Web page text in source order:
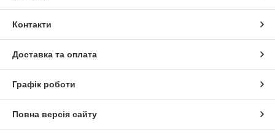
Контакти
Доставка та оплата
Графік роботи
Повна версія сайту